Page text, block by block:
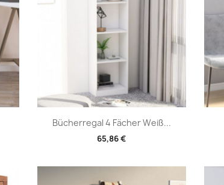
Bücherregal 4 Fächer Weiß...
65,86 €
Vorschau